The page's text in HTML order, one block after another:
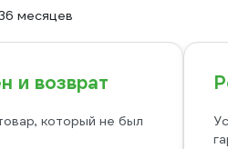
величина
без
месяцев
и возврат
который не был